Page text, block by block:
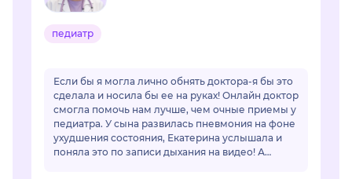
педиатр
Если бы я могла лично обнять доктора-я бы это
сделала и носила бы ее на руках! Онлайн доктор
смогла помочь нам лучше, чем очные приемы у
педиатра. У сына развилась пневмония на фоне
ухудшения состояния, Екатерина услышала и
поняла это по записи дыхания на видео! А